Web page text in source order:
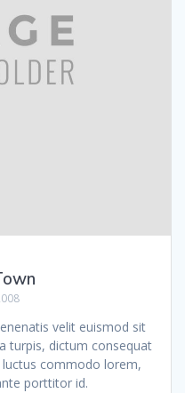
velit euismod sit
turpis, dictum consequat
luctus commodo lorem,
porttitor id.